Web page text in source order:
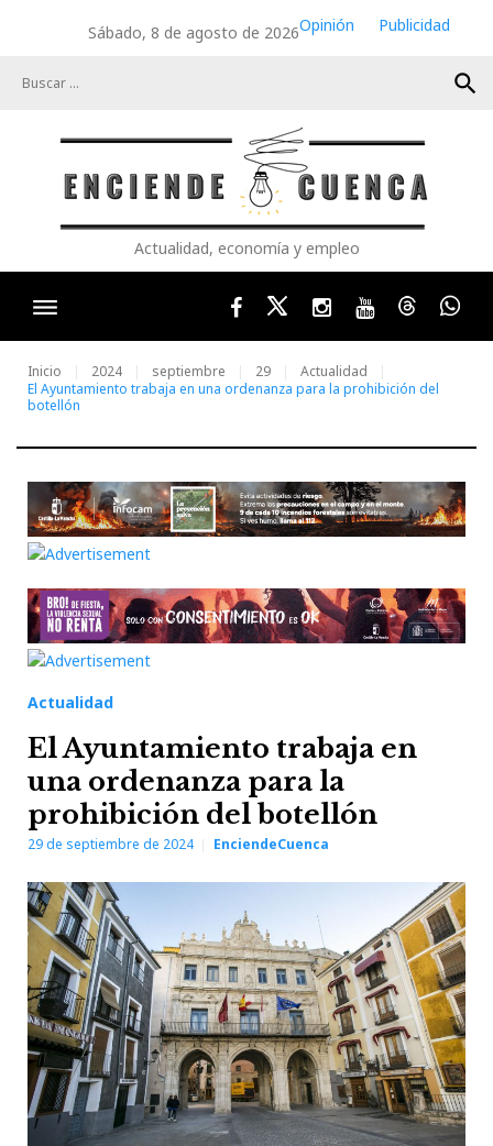
Sábado, 8 de agosto de 2026Opinión
Publicidad
search
Actualidad, economía y empleo
FacebookTwitterInstagram
YoutubeThreads
Inicio 2024 septiembre 29
Actualidad
El Ayuntamiento trabaja en una ordenanza para la prohibición del
botellón
Actualidad
El Ayuntamiento trabaja en
una ordenanza para la
prohibición del botellón
29 de septiembre de 2024 EnciendeCuenca